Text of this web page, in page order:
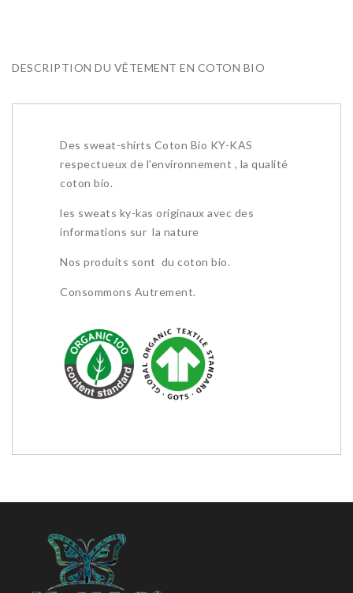
DESCRIPTION DU VÊTEMENT EN COTON BIO
Des sweat-shirts Coton Bio KY-KAS
respectueux de l'environnement , la qualité
coton bio.
les sweats ky-kas originaux avec des
informations sur la nature
Nos produits sont du coton bio.
Consommons Autrement.